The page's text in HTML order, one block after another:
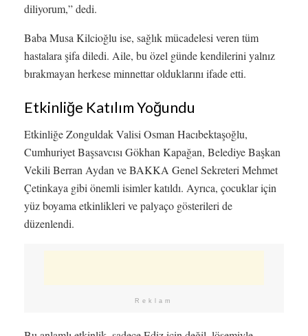
diliyorum,” dedi.
Baba Musa Kilcioğlu ise, sağlık mücadelesi veren tüm
hastalara şifa diledi. Aile, bu özel günde kendilerini yalnız
bırakmayan herkese minnettar olduklarını ifade etti.
Etkinliğe Katılım Yoğundu
Etkinliğe Zonguldak Valisi Osman Hacıbektaşoğlu,
Cumhuriyet Başsavcısı Gökhan Kapağan, Belediye Başkan
Vekili Berran Aydan ve BAKKA Genel Sekreteri Mehmet
Çetinkaya gibi önemli isimler katıldı. Ayrıca, çocuklar için
yüz boyama etkinlikleri ve palyaço gösterileri de
düzenlendi.
Reklam